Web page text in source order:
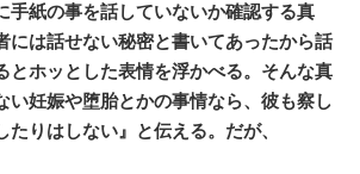
手紙の事を話していないか確認する真
には話せない秘密と書いてあったから話
とホッとした表情を浮かべる。そんな真
い妊娠や堕胎とかの事情なら、彼も察し
たりはしない』と伝える。だが、